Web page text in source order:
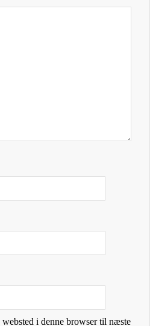
i denne browser til næste